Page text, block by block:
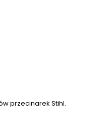
przecinarek Stihl.